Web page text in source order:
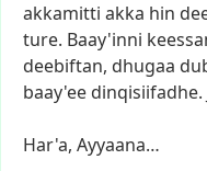
akkamitti akka hin
ture. Baay'inni
deebiftan, dhugaa
baay'ee dinqisiifadhe.
Har'a, Ayyaana…